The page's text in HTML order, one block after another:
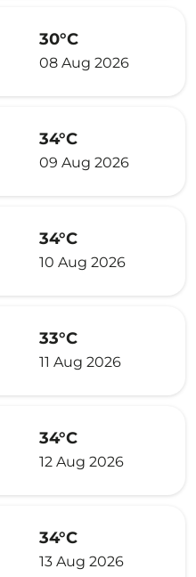
30°C
08 Aug 2026
34°C
09 Aug 2026
34°C
10 Aug 2026
33°C
11 Aug 2026
34°C
12 Aug 2026
34°C
13 Aug 2026